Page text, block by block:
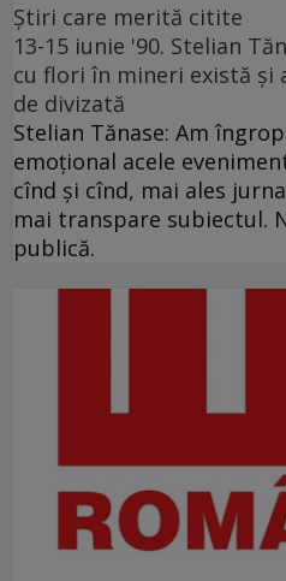
Ştiri care merită citite
13-15 iunie '90. Stelian
cu flori în mineri există și
de divizată
Stelian Tănase: Am
emoțional acele
cînd și cînd, mai ales
mai transpare subiectul.
publică.